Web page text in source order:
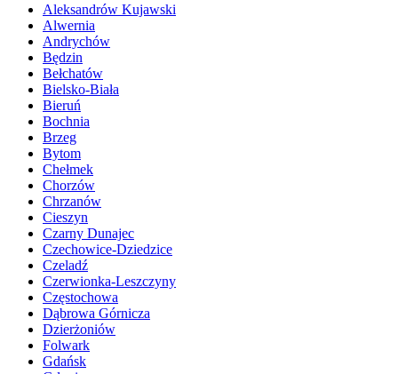
Aleksandrów Kujawski
Alwernia
Andrychów
Będzin
Bełchatów
Bielsko-Biała
Bieruń
Bochnia
Brzeg
Bytom
Chełmek
Chorzów
Chrzanów
Cieszyn
Czarny Dunajec
Czechowice-Dziedzice
Czeladź
Czerwionka-Leszczyny
Częstochowa
Dąbrowa Górnicza
Dzierżoniów
Folwark
Gdańsk